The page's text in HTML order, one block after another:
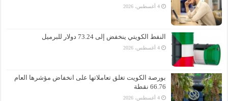
4 أغسطس، 2026
النفط الكويتي ينخفض إلى 73.24 دولار للبرميل
4 أغسطس، 2026
بورصة الكويت تغلق تعاملاتها على انخفاض مؤشرها العام
66.76 نقطة
4 أغسطس، 2026